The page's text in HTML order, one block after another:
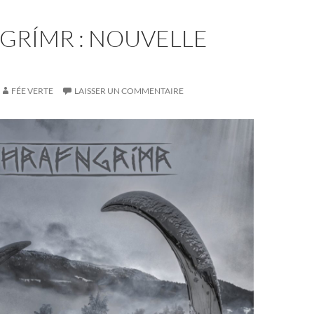
: NOUVELLE
FÉE VERTE LAISSER UN COMMENTAIRE